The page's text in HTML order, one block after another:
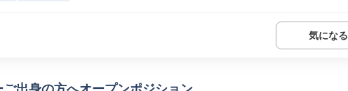
気になる